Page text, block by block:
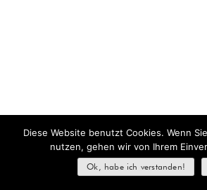
Diese Website benutzt Cookies. Wenn
nutzen, gehen wir von Ihrem
Ok, habe ich verstanden!